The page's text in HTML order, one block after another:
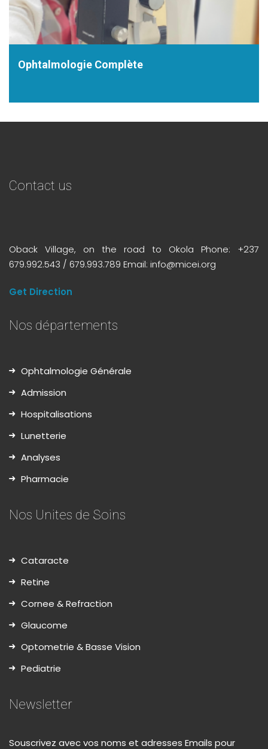
Complète
Contact us
Oback Village, on the road to Okola Phone: +237
679.992.543 / 679.993.789 Email: info@micei.org
Get Direction
Nos départements
Ophtalmologie Générale
Admission
Hospitalisations
Lunetterie
Analyses
Pharmacie
Nos Unites de Soins
Cataracte
Retine
Cornee & Refraction
Glaucome
Optometrie & Basse Vision
Pediatrie
Newsletter
Souscrivez avec vos noms et adresses Emails pour